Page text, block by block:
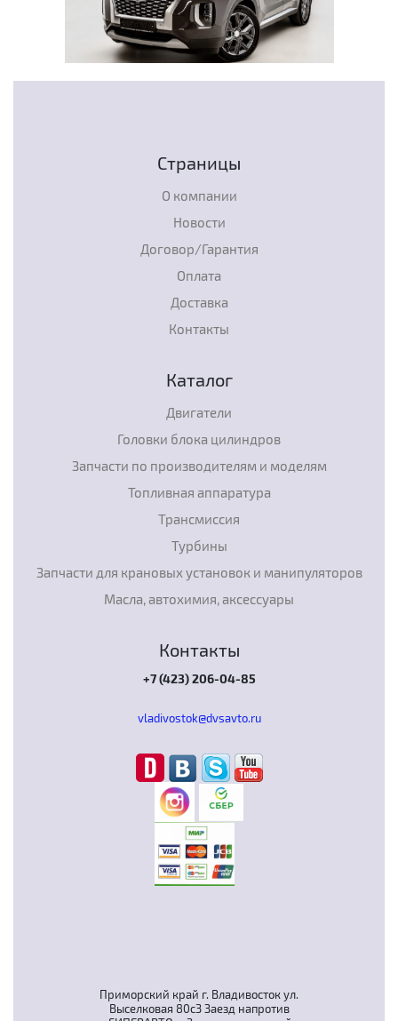
Приморский край г. Владивосток ул.
Выселковая 80с3 Заезд напротив
Страницы
О компании
Новости
Договор/Гарантия
Оплата
Доставка
Контакты
Каталог
Двигатели
Головки блока цилиндров
Запчасти по производителям и моделям
Топливная аппаратура
Трансмиссия
Турбины
Запчасти для крановых установок и манипуляторов
Масла, автохимия, аксессуары
Контакты
+7 (423) 206-04-85
vladivostok@dvsavto.ru